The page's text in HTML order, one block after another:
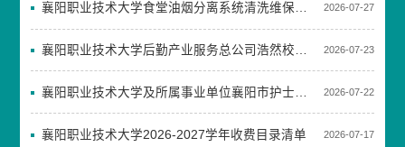
襄阳职业技术大学食堂油烟分离系统清洗维保项目竞争性谈判公告 2026-07-27
2026-07-23
2026-07-22
襄阳职业技术大学2026-2027学年收费目录清单 2026-07-17